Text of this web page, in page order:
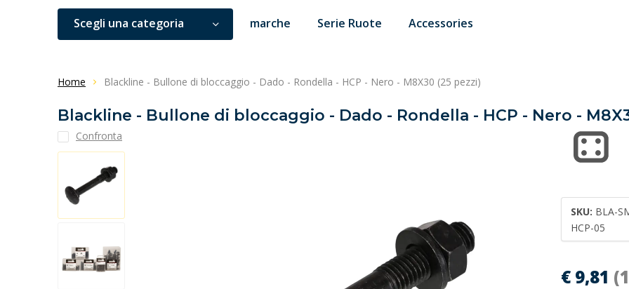
Scegli una categoria marche Serie Ruote Accessories
Home Blackline - Bullone di bloccaggio - Dado - Rondella - HCP - Nero - M8X30 (25 pezzi)
Blackline - Bullone di bloccaggio - Dado - Rondella - HCP - Nero -
Confronta
SKU: BLA-
HCP-05
€ 9,81